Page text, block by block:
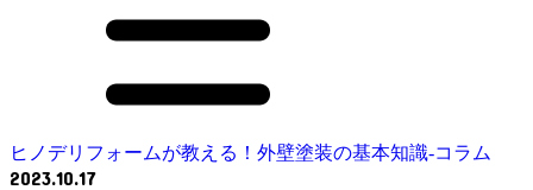
ヒノデリフォームが教える！外壁塗装の基本知識‐コラム
2023.10.17